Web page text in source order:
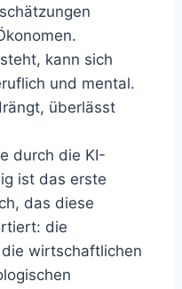
kann sich
und mental.
überlässt
durch die KI-
ist das erste
das diese
die
wirtschaftlichen